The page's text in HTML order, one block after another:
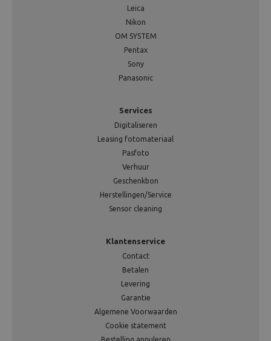
Leica
Nikon
OM SYSTEM
Pentax
Sony
Panasonic
Services
Digitaliseren
Leasing fotomateriaal
Pasfoto
Verhuur
Geschenkbon
Herstellingen/Service
Sensor cleaning
Klantenservice
Contact
Betalen
Levering
Garantie
Algemene Voorwaarden
Cookie statement
Bestelling annuleren